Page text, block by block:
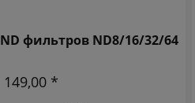
фильтров ND8/16/32/64
149,00 *